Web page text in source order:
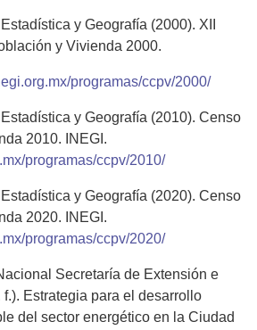
y Geografía (2000). XII
y Vivienda 2000.
programas/ccpv/2000/
y Geografía (2010). Censo
2010. INEGI.
programas/ccpv/2010/
y Geografía (2020). Censo
2020. INEGI.
programas/ccpv/2020/
Secretaría de Extensión e
f.). Estrategia para el desarrollo
del sector energético en la Ciudad